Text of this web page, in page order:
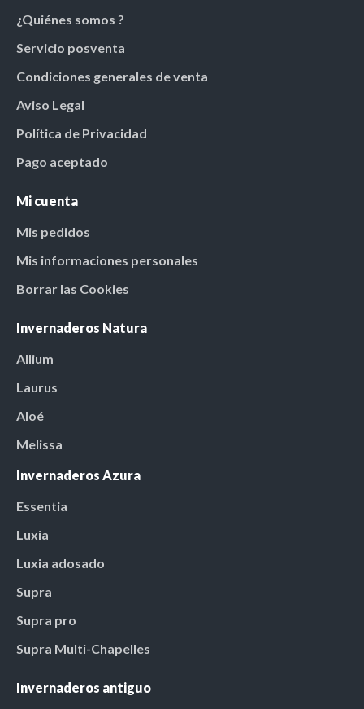
¿Quiénes somos ?
Servicio posventa
Condiciones generales de venta
Aviso Legal
Política de Privacidad
Pago aceptado
Mi cuenta
Mis pedidos
Mis informaciones personales
Borrar las Cookies
Invernaderos Natura
Allium
Laurus
Aloé
Melissa
Invernaderos Azura
Essentia
Luxia
Luxia adosado
Supra
Supra pro
Supra Multi-Chapelles
Invernaderos antiguo